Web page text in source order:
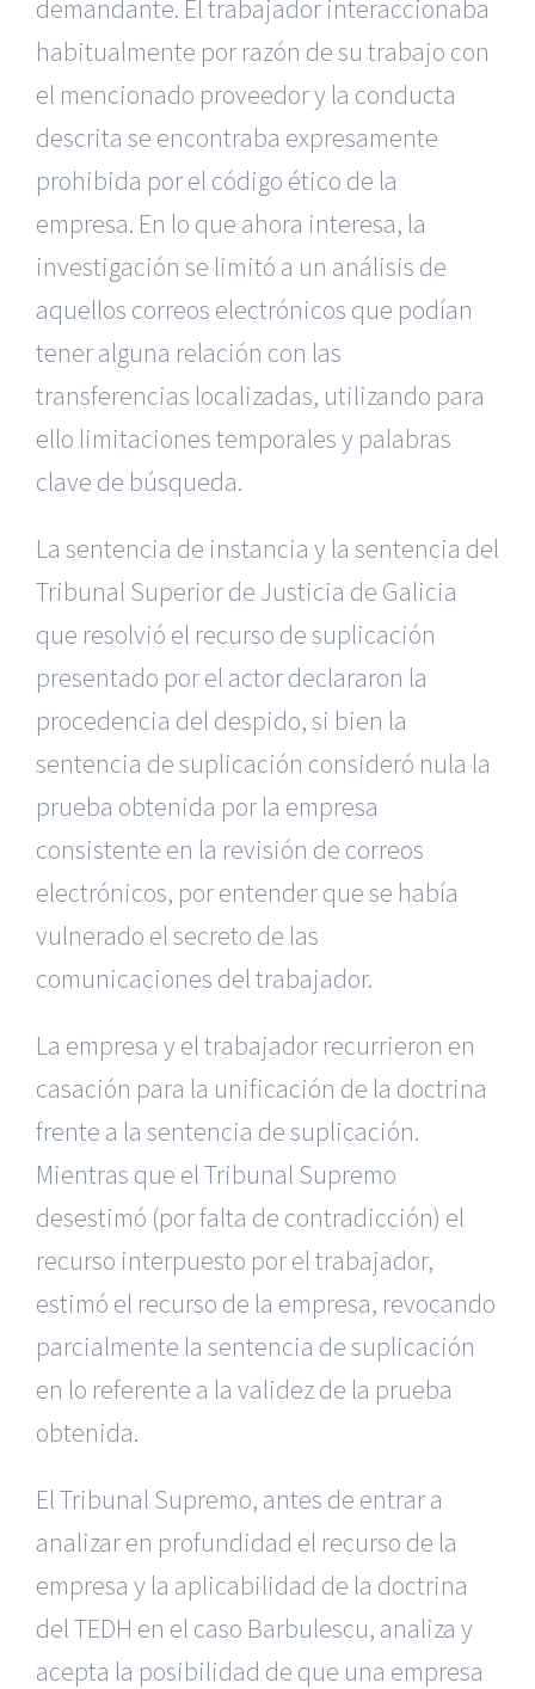
demandante. El trabajador interaccionaba
habitualmente por razón de su trabajo con
el mencionado proveedor y la conducta
descrita se encontraba expresamente
prohibida por el código ético de la
empresa. En lo que ahora interesa, la
investigación se limitó a un análisis de
aquellos correos electrónicos que podían
tener alguna relación con las
transferencias localizadas, utilizando para
ello limitaciones temporales y palabras
clave de búsqueda.
La sentencia de instancia y la sentencia del
Tribunal Superior de Justicia de Galicia
que resolvió el recurso de suplicación
presentado por el actor declararon la
procedencia del despido, si bien la
sentencia de suplicación consideró nula la
prueba obtenida por la empresa
consistente en la revisión de correos
electrónicos, por entender que se había
vulnerado el secreto de las
comunicaciones del trabajador.
La empresa y el trabajador recurrieron en
casación para la unificación de la doctrina
frente a la sentencia de suplicación.
Mientras que el Tribunal Supremo
desestimó (por falta de contradicción) el
recurso interpuesto por el trabajador,
estimó el recurso de la empresa, revocando
parcialmente la sentencia de suplicación
en lo referente a la validez de la prueba
obtenida.
El Tribunal Supremo, antes de entrar a
analizar en profundidad el recurso de la
empresa y la aplicabilidad de la doctrina
del TEDH en el caso Barbulescu, analiza y
acepta la posibilidad de que una empresa